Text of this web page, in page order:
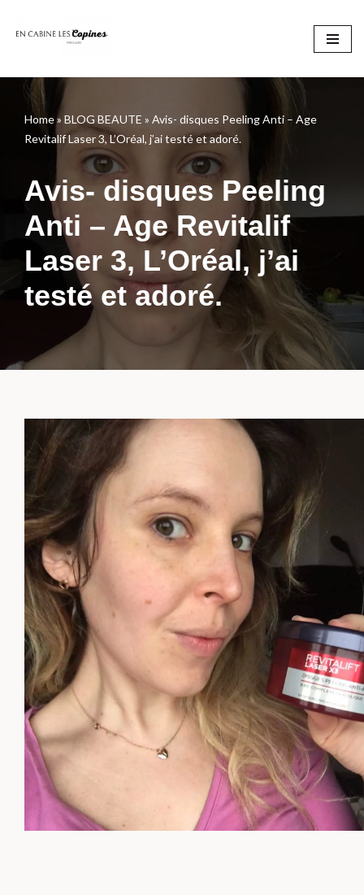
contenu
Home» BLOG BEAUTE » Avis- disques Peeling Anti – Age
Revitalif Laser 3, L’Oréal, j’ai testé et adoré.
Avis- disques Peeling
Anti – Age Revitalif
Laser 3, L’Oréal, j’ai
testé et adoré.